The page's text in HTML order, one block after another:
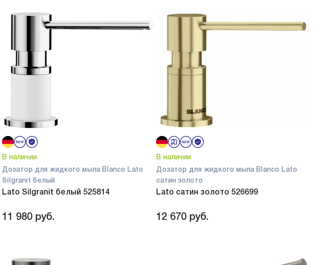
В наличии
Дозатор для жидкого мыла Blanco Lato
Silgranit белый
Lato Silgranit белый 525814
11 980 руб.
В наличии
Дозатор для жидкого мыла Blanco Lato
сатин золото
Lato сатин золото 526699
12 670 руб.